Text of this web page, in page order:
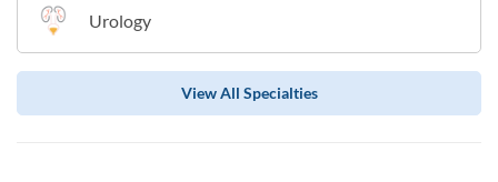
Urology
View All Specialties